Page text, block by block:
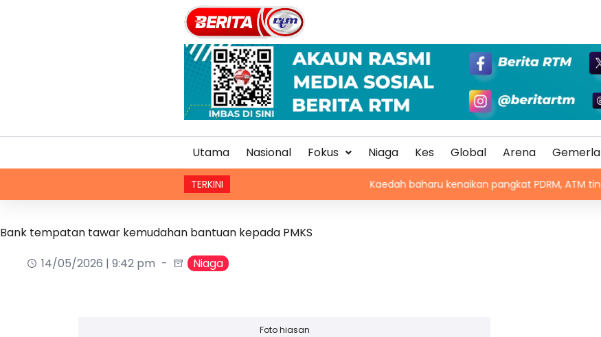
Utama Nasional Fokus Niaga Kes Global Arena
TERKINI Kaedah baharu kenaikan pangkat PDRM, ATM tingkat
Bank tempatan tawar kemudahan bantuan kepada PMKS
14/05/2026 | 9:42 pm
Niaga
Foto hiasan